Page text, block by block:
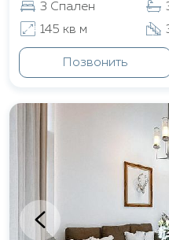
3 Спален
145 кв м
Позвонить